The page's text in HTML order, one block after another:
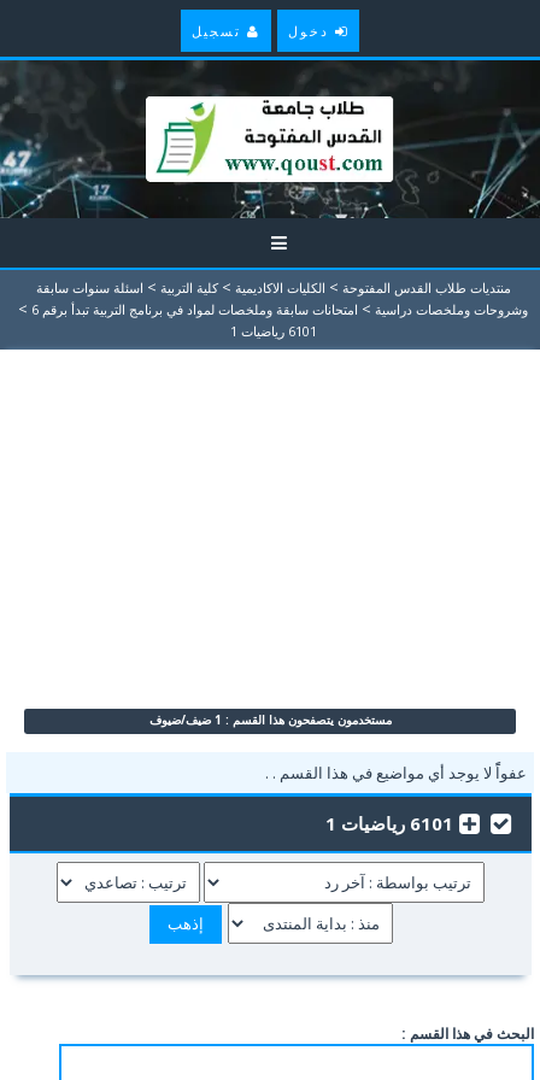
دخول تسجيل
منتديات طلاب القدس المفتوحة > الكليات الاكاديمية > كلية التربية > اسئلة سنوات سابقة
وشروحات وملخصات دراسية > امتحانات سابقة وملخصات لمواد في برنامج التربية تبدأ برقم 6 >
6101 رياضيات 1
مستخدمون يتصفحون هذا القسم : 1 ضيف/ضيوف
عفواًً لا يوجد أي مواضيع في هذا القسم . .
6101 رياضيات 1
البحث في هذا القسم :